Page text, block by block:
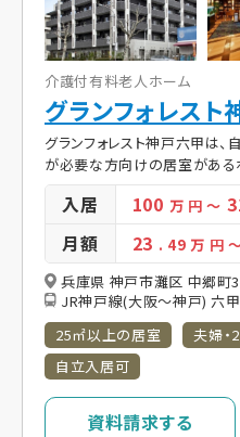
介護付有料老人ホーム
グランフォレスト
グランフォレスト神戸六甲は
が必要な方向けの居室がある
入居 100 万 円～
月額 23 . 49万 円
兵庫県 神戸市灘区 中郷町
JR神戸線(大阪～神戸) 六
25㎡以上の居室
夫婦・
自立入居可
資料請求する